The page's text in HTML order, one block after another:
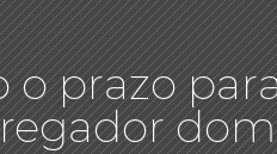
o prazo